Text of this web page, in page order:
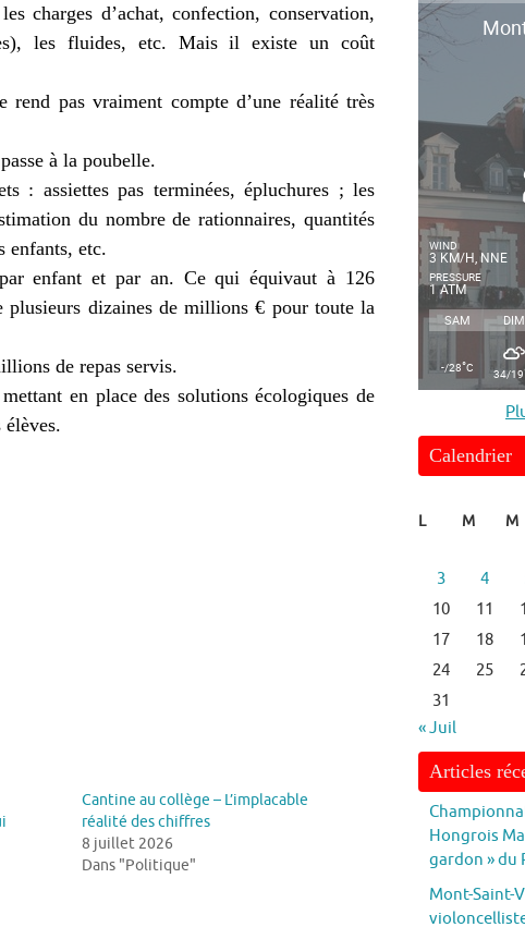
charges d’achat, confection, conservation,
les fluides, etc. Mais il existe un coût
rend pas vraiment compte d’une réalité très
à la poubelle.
: assiettes pas terminées, épluchures ; les
du nombre de rationnaires, quantités
enfants, etc.
enfant et par an. Ce qui équivaut à 126
plusieurs dizaines de millions € pour toute la
de repas servis.
en place des solutions écologiques de
Cantine au collège – L’implacable
réalité des chiffres
8 juillet 2026
Dans "Politique"
WIND
3 KM/H, NNE
PRESSURE
1 ATM
SAM DIM
-/28°C 34/19
Calendrier
L
M M
3
4
10
11
17
18
24
25
31
« Juil
Articles
Hongrois
gardon » du
Mont-Saint-